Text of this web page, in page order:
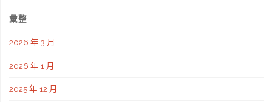
彙整
2026 年 3 月
2026 年 1 月
2025 年 12 月